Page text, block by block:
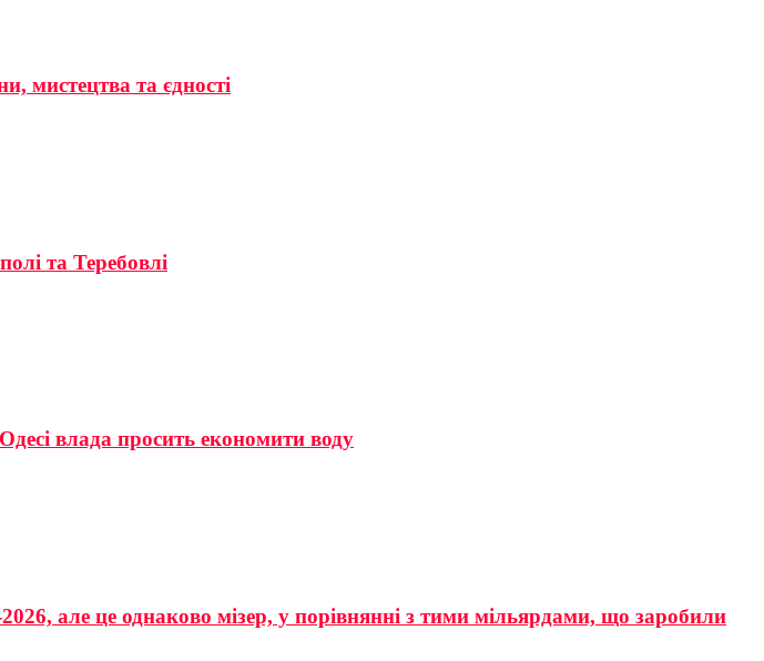
мистецтва та єдності
та Теребовлі
влада просить економити воду
але це однаково мізер, у порівнянні з тими мільярдами, що заробили